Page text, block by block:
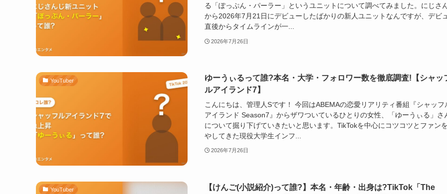
る「ぽっぷん・パーラー」というユニットについて調べてみました。にじさ
から2026年7月21日にデビューしたばかりの新人ユニットなんですが、デビ
直後からタイムラインが一...
2026年7月26日
YouTuber
ゆーうぃるって誰?本名・大学・フォロワー数を徹底調査!【シャッ
ルアイランド7】
こんにちは、管理人Sです！ 今回はABEMAの恋愛リアリティ番組『シャッフ
アイランド Season7』からザワついているひとりの女性、「ゆーうぃる」さ
について掘り下げていきたいと思います。TikTokを中心にコツコツとファン
やしてきた現役大学生インフ...
2026年7月26日
YouTuber
【けんご(小説紹介)って誰?】本名・年齢・出身は?TikTok「The